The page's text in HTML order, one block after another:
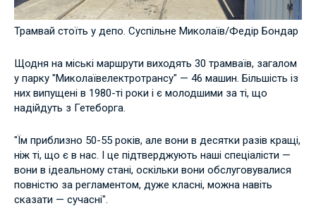
Трамвай стоїть у депо. Суспільне Миколаїв/Федір Бондар
Щодня на міські маршрути виходять 30 трамваїв, загалом
у парку "Миколаївелектротрансу" — 46 машин. Більшість із
них випущені в 1980-ті роки і є молодшими за ті, що
надійдуть з Гетеборга.
"Їм приблизно 50-55 років, але вони в десятки разів кращі,
ніж ті, що є в нас. І це підтверджують наші спеціалісти —
вони в ідеальному стані, оскільки вони обслуговувалися
повністю за регламентом, дуже класні, можна навіть
сказати — сучасні".